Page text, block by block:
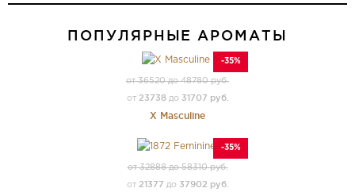
ПОПУЛЯРНЫЕ АРОМАТЫ
-35%
от 36520 до 48780 руб.
от 23738до 31707 руб.
X Masculine
-35%
от 32888 до 58310 руб.
от 21377 до 37902 руб.